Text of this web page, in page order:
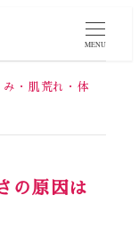
MENU
み・肌荒れ・体
の原因は